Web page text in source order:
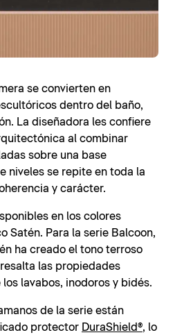
se convierten en
dentro del baño,
La diseñadora les confiere
al combinar
sobre una base
niveles se repite en toda la
y carácter.
en los colores
Satén. Para la serie Balcoon,
ha creado el tono terroso
las propiedades
lavabos, inodoros y bidés.
de la serie están
protector DuraShield®, lo